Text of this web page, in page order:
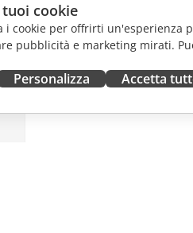
cookie
i cookie per offrirti un'esperienza
pubblicità e marketing mirati.
Personalizza Accetta